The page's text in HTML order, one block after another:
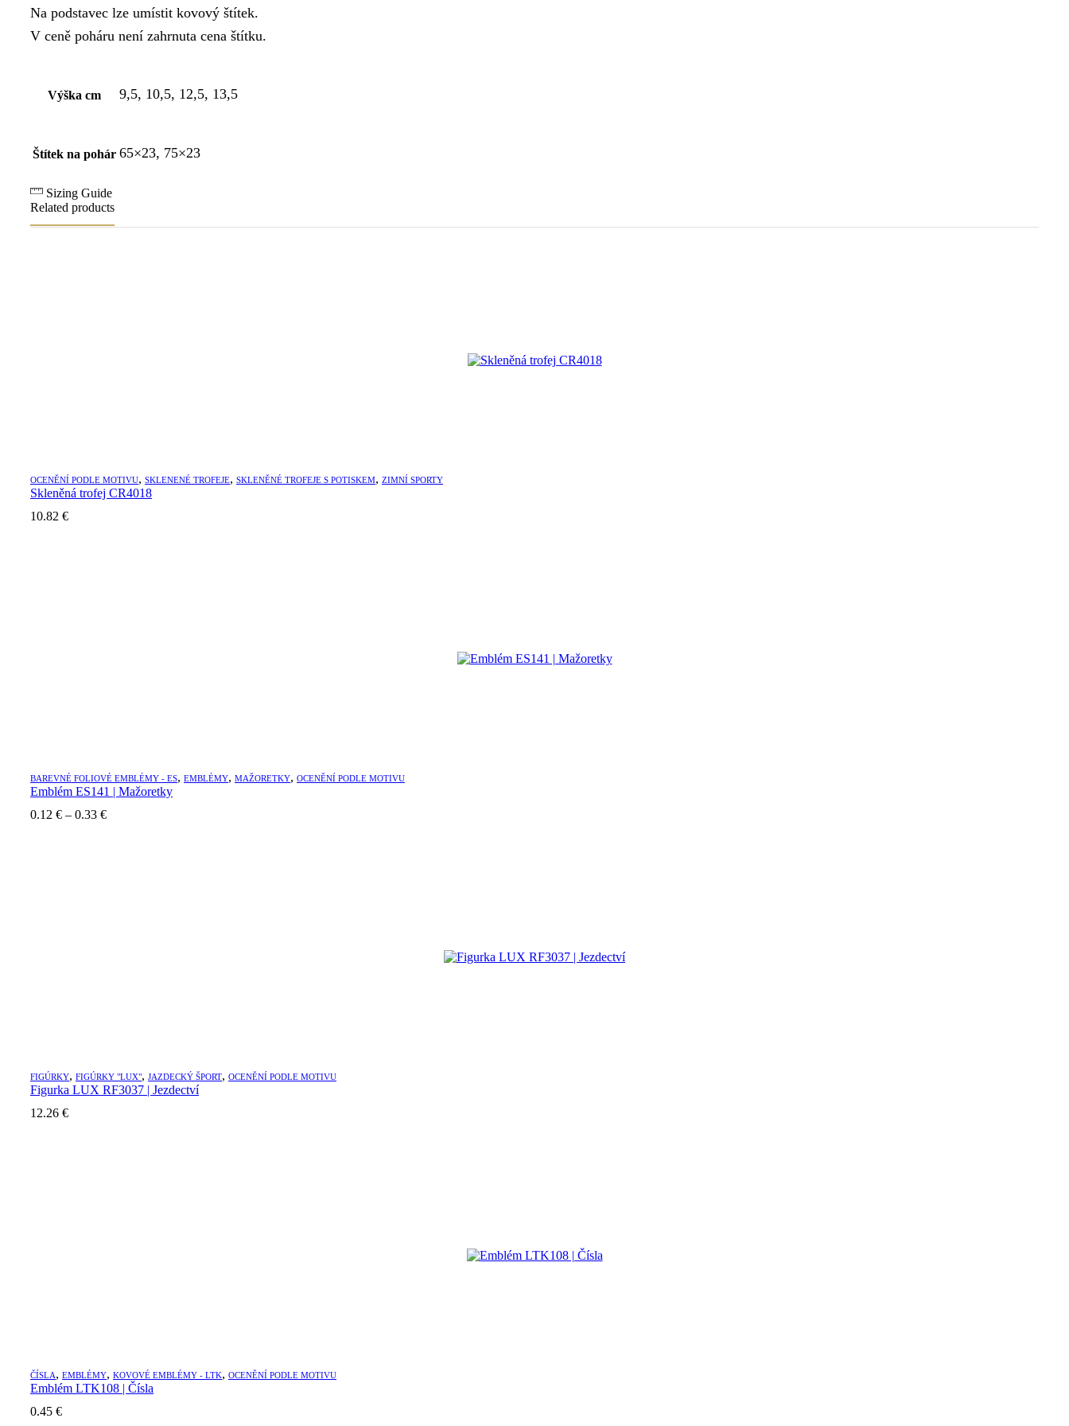
Na podstavec lze umístit kovový štítek.
V ceně poháru není zahrnuta cena štítku.
Výška cm 9,5, 10,5, 12,5, 13,5
Štítek na pohár 65×23, 75×23
Sizing Guide
Related products
OCENĚNÍ PODLE MOTIVU, SKLENENÉ TROFEJE, SKLENĚNÉ TROFEJE S POTISKEM, ZIMNÍ SPORTY
Skleněná trofej CR4018
10.82 €
BAREVNÉ FOLIOVÉ EMBLÉMY - ES, EMBLÉMY, MAŽORETKY, OCENĚNÍ PODLE MOTIVU
Emblém ES141 | Mažoretky
0.12 € – 0.33 €Price
FIGÚRKY, FIGÚRKY "LUX", JAZDECKÝ ŠPORT, OCENĚNÍ PODLE MOTIVU
Figurka LUX RF3037 | Jezdectví
12.26 €
ČÍSLA, EMBLÉMY, KOVOVÉ EMBLÉMY - LTK, OCENĚNÍ PODLE MOTIVU
Emblém LTK108 | Čísla
0.45 €